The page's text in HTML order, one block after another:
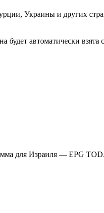
Украины и других
автоматически взята
для Израиля — EPG